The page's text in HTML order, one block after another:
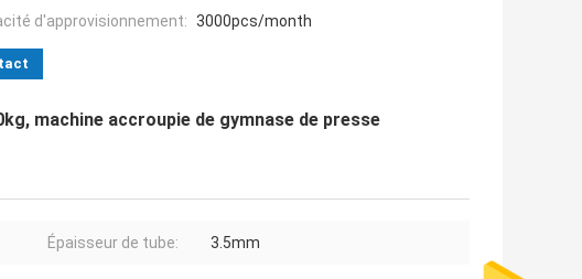
d'approvisionnement: 3000pcs/month
machine accroupie de gymnase de presse
Épaisseur de tube: 3.5mm